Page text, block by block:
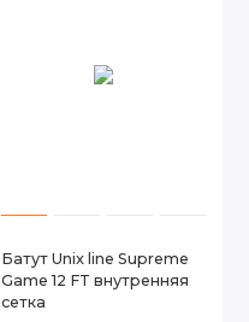
Батут Unix line Supreme
Game 12 FT внутренняя
сетка